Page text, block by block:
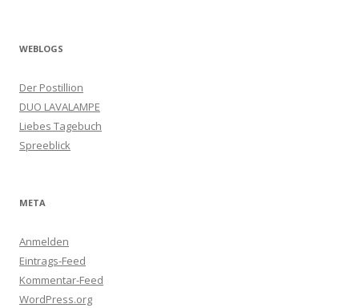
WEBLOGS
Der Postillion
DUO LAVALAMPE
Liebes Tagebuch
Spreeblick
META
Anmelden
Eintrags-Feed
Kommentar-Feed
WordPress.org